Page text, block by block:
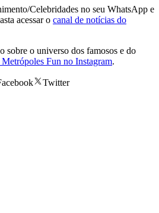
Celebridades no seu WhatsApp e
acessar o canal de notícias do
sobre o universo dos famosos e do
Fun no Instagram.
Twitter